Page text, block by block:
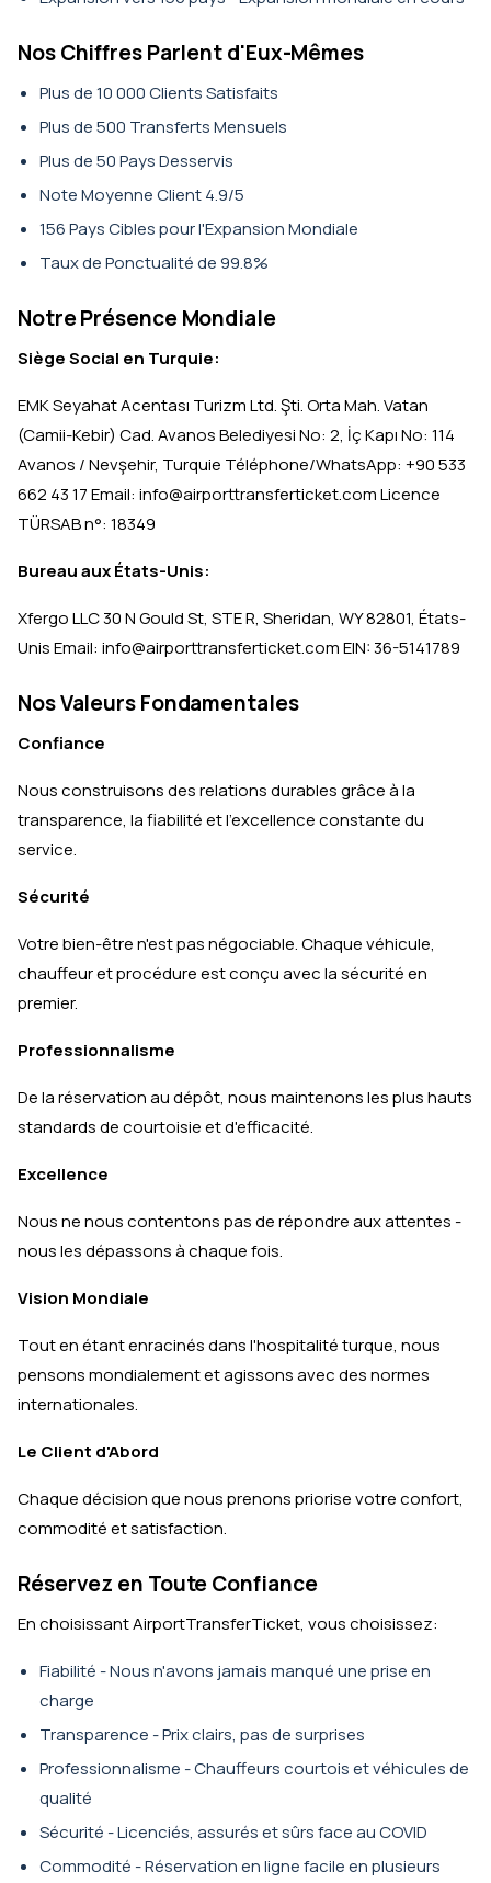
Nos Chiffres Parlent d'Eux-Mêmes
Plus de 10 000 Clients Satisfaits
Plus de 500 Transferts Mensuels
Plus de 50 Pays Desservis
Note Moyenne Client 4.9/5
156 Pays Cibles pour l'Expansion Mondiale
Taux de Ponctualité de 99.8%
Notre Présence Mondiale
Siège Social en Turquie:
EMK Seyahat Acentası Turizm Ltd. Şti. Orta Mah. Vatan
(Camii-Kebir) Cad. Avanos Belediyesi No: 2, İç Kapı No: 114
Avanos / Nevşehir, Turquie Téléphone/WhatsApp: +90 533
662 43 17 Email: info@airporttransferticket.com Licence
TÜRSAB n°: 18349
Bureau aux États-Unis:
Xfergo LLC 30 N Gould St, STE R, Sheridan, WY 82801, États-
Unis Email: info@airporttransferticket.com EIN: 36-5141789
Nos Valeurs Fondamentales
Confiance
Nous construisons des relations durables grâce à la
transparence, la fiabilité et l'excellence constante du
service.
Sécurité
Votre bien-être n'est pas négociable. Chaque véhicule,
chauffeur et procédure est conçu avec la sécurité en
premier.
Professionnalisme
De la réservation au dépôt, nous maintenons les plus hauts
standards de courtoisie et d'efficacité.
Excellence
Nous ne nous contentons pas de répondre aux attentes -
nous les dépassons à chaque fois.
Vision Mondiale
Tout en étant enracinés dans l'hospitalité turque, nous
pensons mondialement et agissons avec des normes
internationales.
Le Client d'Abord
Chaque décision que nous prenons priorise votre confort,
commodité et satisfaction.
Réservez en Toute Confiance
En choisissant AirportTransferTicket, vous choisissez:
Fiabilité - Nous n'avons jamais manqué une prise en
charge
Transparence - Prix clairs, pas de surprises
Professionnalisme - Chauffeurs courtois et véhicules de
qualité
Sécurité - Licenciés, assurés et sûrs face au COVID
Commodité - Réservation en ligne facile en plusieurs